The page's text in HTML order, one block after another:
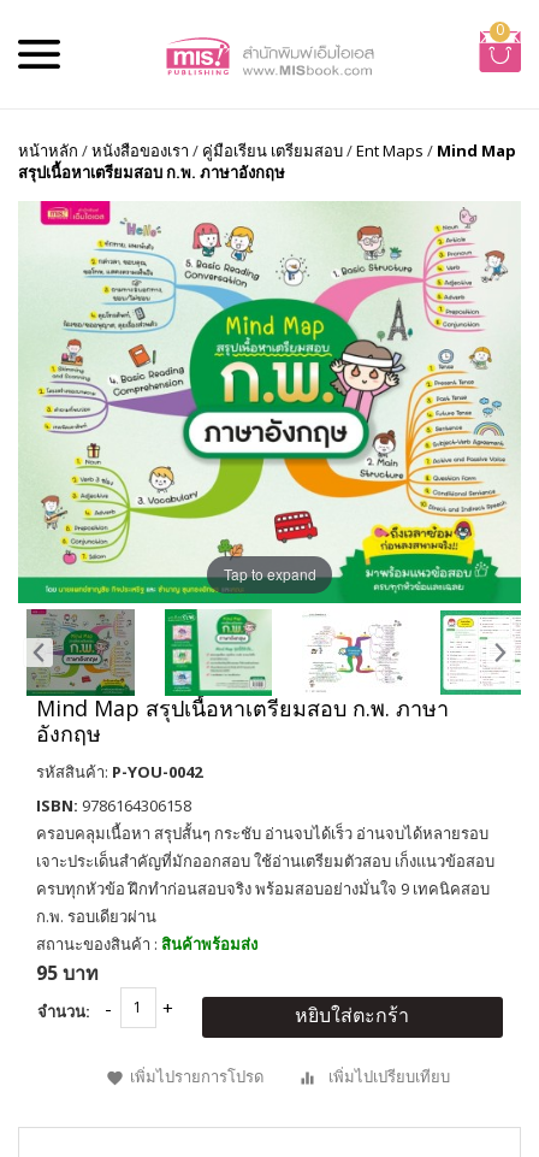
0
หน้าหลัก /หนังสือของเรา / คู่มือเรียน เตรียมสอบ/Ent Maps / Mind Map
สรุปเนื้อหาเตรียมสอบ ก.พ. ภาษาอังกฤษ
Tap to expand
Mind Map สรุปเนื้อหาเตรียมสอบ ก.พ. ภาษา
อังกฤษ
รหัสสินค้า: P-YOU-0042
ISBN: 9786164306158
ครอบคลุมเนื้อหา สรุปสั้นๆ กระชับ อ่านจบได้เร็ว อ่านจบได้หลายรอบ
เจาะประเด็นสำคัญที่มักออกสอบ ใช้อ่านเตรียมตัวสอบ เก็งแนวข้อสอบ
ครบทุกหัวข้อ ฝึกทำก่อนสอบจริง พร้อมสอบอย่างมั่นใจ 9 เทคนิคสอบ
ก.พ. รอบเดียวผ่าน
สถานะของสินค้า : สินค้าพร้อมส่ง
95 บาท
จำนวน: หยิบใส่ตะกร้า
เพิ่มไปรายการโปรด เพิ่มไปเปรียบเทียบ